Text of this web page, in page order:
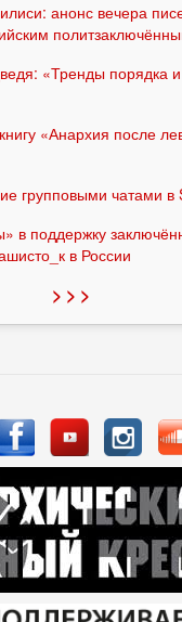
анонс вечера
«Тренды порядка и
«Анархия после
групповыми чатами в
в поддержку
в России
> > >